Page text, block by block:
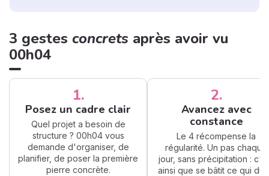
3 gestes concrets après avoir vu
00h04
1.
Posez un cadre clair
Quel projet a besoin de
structure ? 00h04 vous
demande d'organiser, de
planifier, de poser la première
pierre concrète.
2.
Avancez avec
constance
Le 4 récompense la
régularité. Un pas chaque
jour, sans précipitation :
ainsi que se bâtit ce qui